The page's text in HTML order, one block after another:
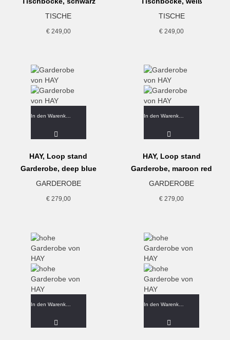
TISCHE
€249,00
TISCHE
€ 249,00
In den Warenkorb
HAY, Loop stand
Garderobe, deep blue
GARDEROBE
€279,00
In den Warenkorb
HAY, Loop stand
Garderobe, maroon red
GARDEROBE
€ 279,00
In den Warenkorb In den Warenkorb